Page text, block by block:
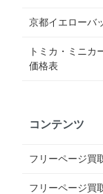
京都イエローバ
トミカ・ミニカ
価格表
コンテンツ
フリーページ買
フリーページ買